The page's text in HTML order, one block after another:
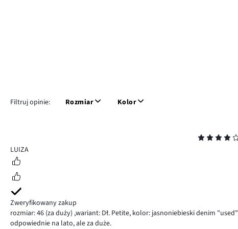
Filtruj opinie: Rozmiar Kolor
4LUIZA
Zweryfikowany zakup
rozmiar: 46 (za duży) ,wariant: Dł. Petite, kolor: jasnoniebieski denim "used"
odpowiednie na lato, ale za duże.